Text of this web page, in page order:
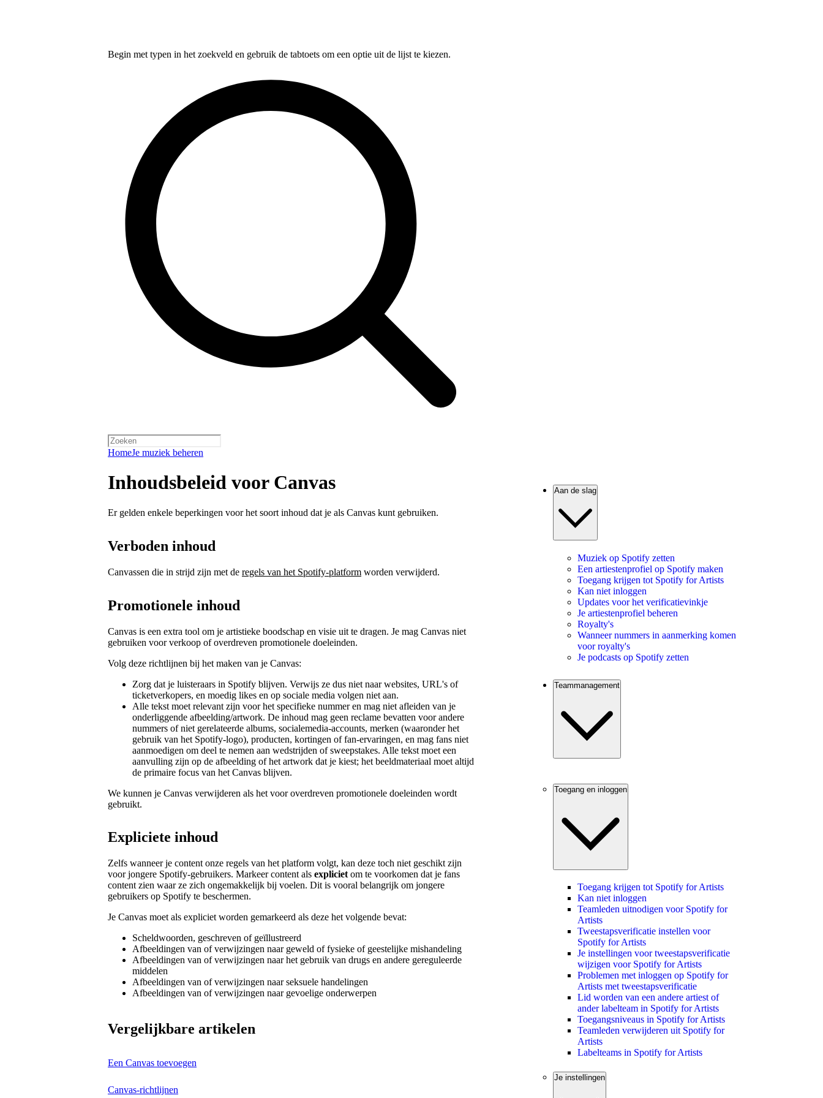
Begin met typen in het zoekveld en gebruik de tabtoets om een optie uit de lijst te kiezen.
HomeJe muziek beheren
Inhoudsbeleid voor Canvas
Er gelden enkele beperkingen voor het soort inhoud dat je als Canvas kunt gebruiken.
Verboden inhoud
Canvassen die in strijd zijn met de regels van het Spotify-platform worden verwijderd.
Promotionele inhoud
Canvas is een extra tool om je artistieke boodschap en visie uit te dragen. Je mag Canvas niet
gebruiken voor verkoop of overdreven promotionele doeleinden.
Volg deze richtlijnen bij het maken van je Canvas:
Zorg dat je luisteraars in Spotify blijven. Verwijs ze dus niet naar websites, URL's of
ticketverkopers, en moedig likes en op sociale media volgen niet aan.
Alle tekst moet relevant zijn voor het specifieke nummer en mag niet afleiden van je
onderliggende afbeelding/artwork. De inhoud mag geen reclame bevatten voor andere
nummers of niet gerelateerde albums, socialemedia-accounts, merken (waaronder het
gebruik van het Spotify-logo), producten, kortingen of fan-ervaringen, en mag fans niet
aanmoedigen om deel te nemen aan wedstrijden of sweepstakes. Alle tekst moet een
aanvulling zijn op de afbeelding of het artwork dat je kiest; het beeldmateriaal moet altijd
de primaire focus van het Canvas blijven.
We kunnen je Canvas verwijderen als het voor overdreven promotionele doeleinden wordt
gebruikt.
Expliciete inhoud
Zelfs wanneer je content onze regels van het platform volgt, kan deze toch niet geschikt zijn
voor jongere Spotify-gebruikers. Markeer content als expliciet om te voorkomen dat je fans
content zien waar ze zich ongemakkelijk bij voelen. Dit is vooral belangrijk om jongere
gebruikers op Spotify te beschermen.
Je Canvas moet als expliciet worden gemarkeerd als deze het volgende bevat:
Scheldwoorden, geschreven of geïllustreerd
Afbeeldingen van of verwijzingen naar geweld of fysieke of geestelijke mishandeling
Afbeeldingen van of verwijzingen naar het gebruik van drugs en andere gereguleerde
middelen
Afbeeldingen van of verwijzingen naar seksuele handelingen
Afbeeldingen van of verwijzingen naar gevoelige onderwerpen
Vergelijkbare artikelen
Een Canvas toevoegen
Canvas-richtlijnen
Aan de slag
Muziek op Spotify zetten
Een artiestenprofiel op Spotify maken
Toegang krijgen tot Spotify for Artists
Kan niet inloggen
Updates voor het verificatievinkje
Je artiestenprofiel beheren
Royalty's
Wanneer nummers in aanmerking komen
voor royalty's
Je podcasts op Spotify zetten
Teammanagement
Toegang en inloggen
Toegang krijgen tot Spotify for Artists
Kan niet inloggen
Teamleden uitnodigen voor Spotify for
Artists
Tweestapsverificatie instellen voor
Spotify for Artists
Je instellingen voor tweestapsverificatie
wijzigen voor Spotify for Artists
Problemen met inloggen op Spotify for
Artists met tweestapsverificatie
Lid worden van een andere artiest of
ander labelteam in Spotify for Artists
Toegangsniveaus in Spotify for Artists
Teamleden verwijderen uit Spotify for
Artists
Labelteams in Spotify for Artists
Je instellingen